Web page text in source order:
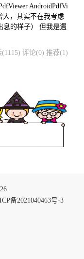
AndroidPdfVi
大，其实不在我考虑
的样子） 但我是遇
(1115) 评论(0) 推荐(1)
备2021040463号-3